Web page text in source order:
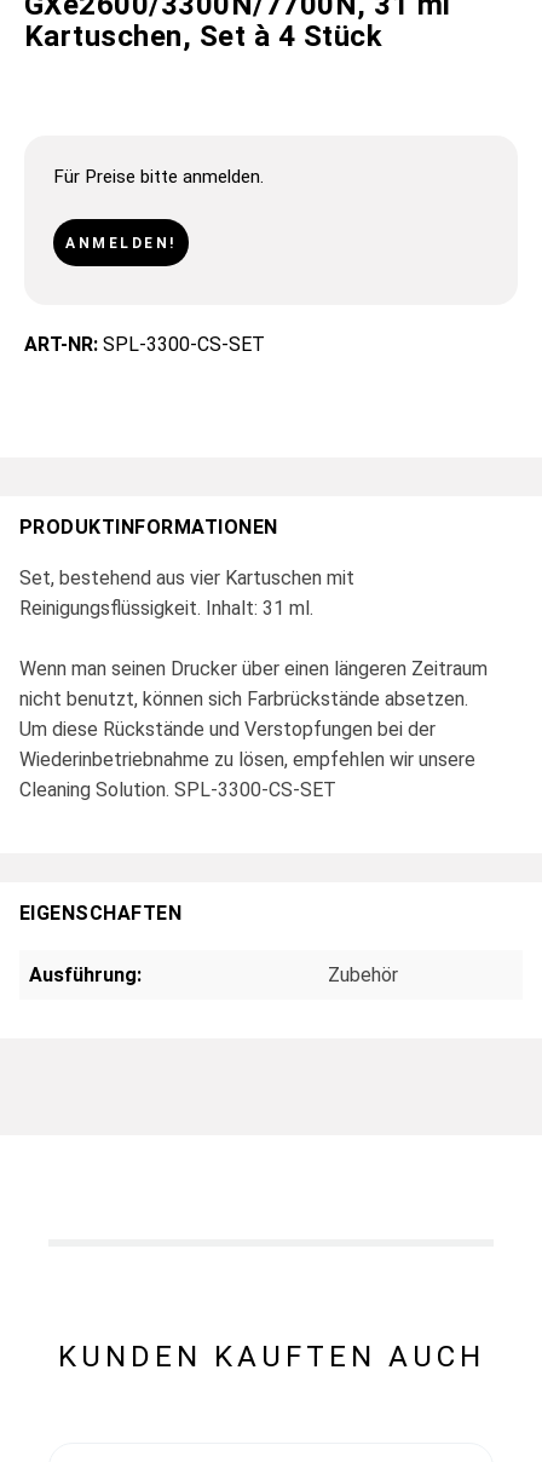
Kartuschen, Set à 4 Stück
Für Preise bitte anmelden.
ANMELDEN!
ART-NR: SPL-3300-CS-SET
PRODUKTINFORMATIONEN
Set, bestehend aus vier Kartuschen mit
Reinigungsflüssigkeit. Inhalt: 31 ml.
Wenn man seinen Drucker über einen längeren Zeitraum
nicht benutzt, können sich Farbrückstände absetzen.
Um diese Rückstände und Verstopfungen bei der
Wiederinbetriebnahme zu lösen, empfehlen wir unsere
Cleaning Solution. SPL-3300-CS-SET
EIGENSCHAFTEN
Ausführung: Zubehör
KUNDEN KAUFTEN AUCH